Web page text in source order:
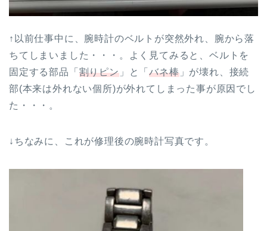
↑以前仕事中に、腕時計のベルトが突然外れ、腕から落
ちてしまいました・・・。よく見てみると、ベルトを
固定する部品「 割りピン」と「バネ棒」が壊れ、接続
部(本来は外れない個所)が外れてしまった事が原因でし
た・・・。
↓ちなみに、これが修理後の腕時計写真です。